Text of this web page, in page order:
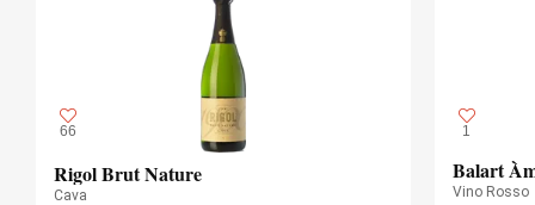
66
Rigol Brut Nature
Cava
1
Balart
Vino Rosso